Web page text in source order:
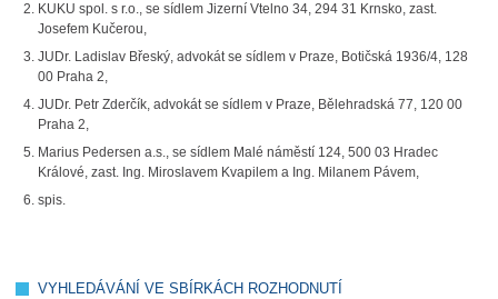
KUKU spol. s r.o., se sídlem Jizerní Vtelno 34, 294 31 Krnsko, zast.
Josefem Kučerou,
JUDr. Ladislav Břeský, advokát se sídlem v Praze, Botičská 1936/4, 128
00 Praha 2,
JUDr. Petr Zderčík, advokát se sídlem v Praze, Bělehradská 77, 120 00
Praha 2,
Marius Pedersen a.s., se sídlem Malé náměstí 124, 500 03 Hradec
Králové, zast. Ing. Miroslavem Kvapilem a Ing. Milanem Pávem,
spis.
VYHLEDÁVÁNÍ VE SBÍRKÁCH ROZHODNUTÍ